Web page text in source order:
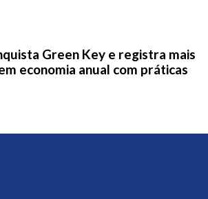
Green Key e registra mais
economia anual com práticas